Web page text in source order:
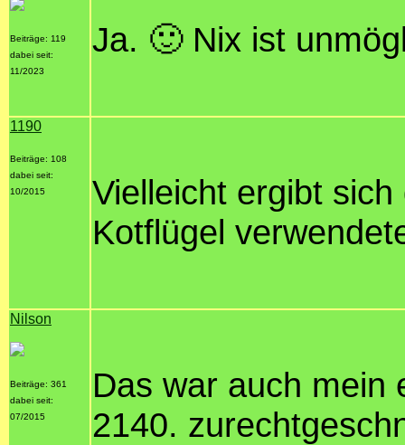
Beiträge: 119
dabei seit:
11/2023
Ja. 🙂 Nix ist
1190
Beiträge: 108
dabei seit:
10/2015
Vielleicht ergibt
Kotflügel
Nilson
Beiträge: 361
dabei seit:
07/2015
Das war auch mein
2140.